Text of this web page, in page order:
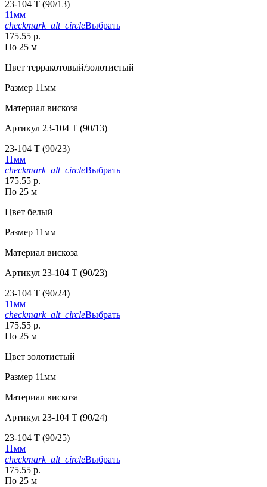
23-104 T (90/13)
11мм
checkmark_alt_circleВыбрать
175.55 р.
По 25 м
Цвет терракотовый/золотистый
Размер 11мм
Материал вискоза
Артикул 23-104 T (90/13)
23-104 T (90/23)
11мм
checkmark_alt_circleВыбрать
175.55 р.
По 25 м
Цвет белый
Размер 11мм
Материал вискоза
Артикул 23-104 T (90/23)
23-104 T (90/24)
11мм
checkmark_alt_circleВыбрать
175.55 р.
По 25 м
Цвет золотистый
Размер 11мм
Материал вискоза
Артикул 23-104 T (90/24)
23-104 T (90/25)
11мм
checkmark_alt_circleВыбрать
175.55 р.
По 25 м